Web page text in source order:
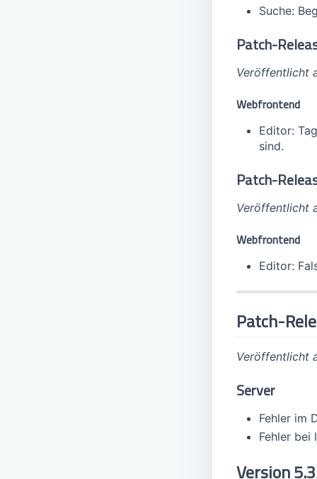
Suche:
Patch-
Veröffentlicht
Webfrontend
Editor:
sind.
Patch-
Veröffentlicht
Webfrontend
Editor:
Patch-
Veröffentlicht
Server
Fehler im
Fehler bei
Version